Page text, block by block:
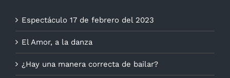
Espectáculo 17 de febrero del 2023
El Amor, a la danza
¿Hay una manera correcta de bailar?